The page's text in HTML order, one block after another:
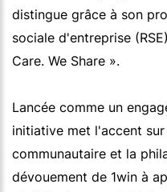
distingue grâce à son
sociale d'entreprise
Care. We Share ».
Lancée comme un
initiative met l'accent
communautaire et la
dévouement de 1win à